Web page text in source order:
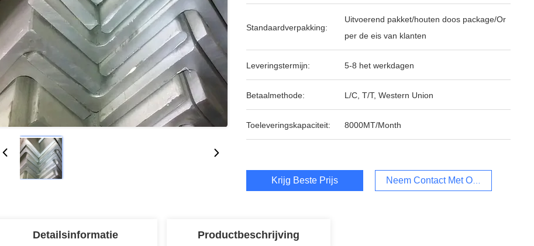
Standaardverpakking:
Uitvoerend pakket/houten doos package/Or
per de eis van klanten
Leveringstermijn: 5-8 het werkdagen
Betaalmethode: L/C, T/T, Western Union
Toeleveringskapaciteit: 8000MT/Month
Krijg Beste Prijs Neem Contact Met Ons Op
Detailsinformatie Productbeschrijving